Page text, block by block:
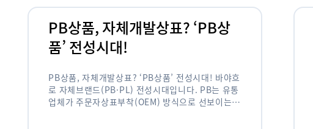
PB상품, 자체개발상표? ‘PB상
품’ 전성시대!
PB상품, 자체개발상표? ‘PB상품’ 전성시대! 바야흐
로 자체브랜드(PB·PL) 전성시대입니다. PB는 유통
업체가 주문자상표부착(OEM) 방식으로 선보이는